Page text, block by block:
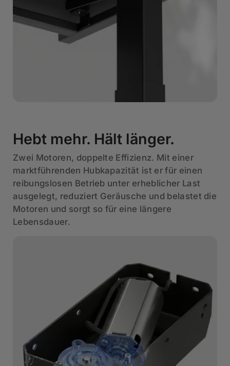
Hebt mehr. Hält länger.
Zwei Motoren, doppelte Effizienz. Mit einer
marktführenden Hubkapazität ist er für einen
reibungslosen Betrieb unter erheblicher Last
ausgelegt, reduziert Geräusche und belastet die
Motoren und sorgt so für eine längere
Lebensdauer.